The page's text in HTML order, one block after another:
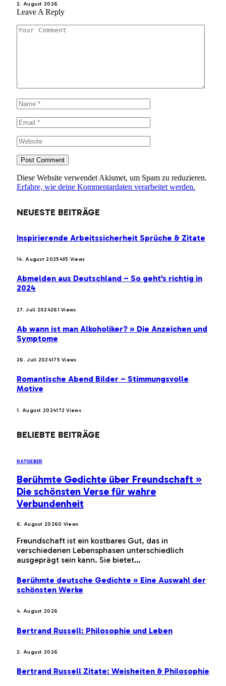
2. August 2026
Leave A Reply
Diese Website verwendet Akismet, um Spam zu reduzieren.
Erfahre, wie deine Kommentardaten verarbeitet werden.
NEUESTE BEITRÄGE
Inspirierende Arbeitssicherheit Sprüche & Zitate
14. August 2025435 Views
Abmelden aus Deutschland – So geht’s richtig in
2024
27. Juli 2024261Views
Ab wann ist man Alkoholiker? » Die Anzeichen und
Symptome
26. Juli 2024175Views
Romantische Abend Bilder – Stimmungsvolle
Motive
1. August 2024172Views
BELIEBTE BEITRÄGE
RATGEBER
Berühmte Gedichte über Freundschaft »
Die schönsten Verse für wahre
Verbundenheit
6. August 20260 Views
Freundschaft ist ein kostbares Gut, das in
verschiedenen Lebensphasen unterschiedlich
ausgeprägt sein kann. Sie bietet…
Berühmte deutsche Gedichte » Eine Auswahl der
schönsten Werke
4. August 2026
Bertrand Russell: Philosophie und Leben
2. August 2026
Bertrand Russell Zitate: Weisheiten & Philosophie